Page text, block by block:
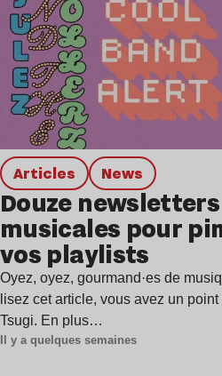
Articles news
Douze newsletters
musicales pour
vos playlists
Oyez, oyez, gourmand·es de
lisez cet article, vous avez un
Tsugi. En plus…
Il y a quelques semaines